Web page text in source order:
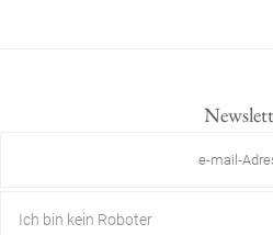
Ich bin kein Roboter